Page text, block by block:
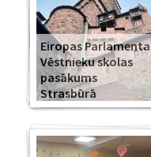
Eiropas Parlamenta
Vēstnieku skolas
pasākums
Strasbūrā